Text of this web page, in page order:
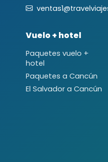
Vuelo + hotel
Paquetes vuelo +
hotel
Paquetes a Cancún
El Salvador a Cancún